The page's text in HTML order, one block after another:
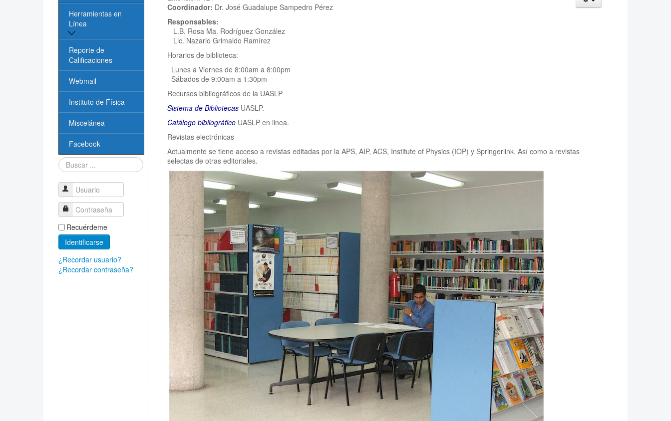
estancias
Logos
Transparencia
Creación de
Licenciatura
PIDE - IF
Reporte de
Calificaciones
Taller Lic. Biofísica
Evaluación CIEES
Administrativos
Biblioteca
Cómputo
Videoconferencias
Técnicos Académicos
Infraestructura
Herramientas en
Línea
Revistas científicas
Libros
Software Libre
Enlaces de Interés
Buscadores
Reporte de
Calificaciones
Webmail
Instituto de Física
Miscelánea
Facebook
Buscar...
Usuario
Contraseña
Recuérdeme
Identificarse
¿Recordar usuario?
¿Recordar contraseña?
Coordinador: Dr. José Guadalupe Sampedro Pérez
Responsables:
L.B. Rosa Ma. Rodríguez González
Lic. Nazario Grimaldo Ramírez
Horarios de biblioteca:
Lunes a Viernes de 8:00am a 8:00pm
Sábados de 9:00am a 1:30pm
Recursos bibliográficos de la UASLP
Sistema de BibliotecasUASLP.
Catálogo bibliográficoUASLP en linea.
Revistas electrónicas
Actualmente se tiene acceso a revistas editadas por la APS, AIP, ACS, Institute of Physics (IOP) y Springerlink. Así como a revistas
selectas de otras editoriales.